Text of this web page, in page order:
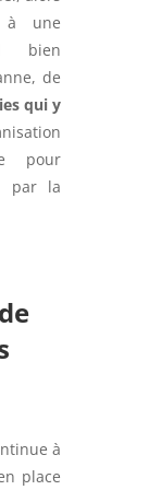
à une
bien
de
qui y
pour
par la
à
place